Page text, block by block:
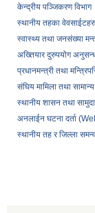
केन्द्रीय पञ्जिकरण विभाग
स्थानीय तहका वेवसाईटहरु
स्वास्थ्य तथा जनसंख्या
अख्तियार दुरुपयोग
प्रधानमन्त्री तथा
संघिय मामिला तथा
स्थानीय शासन तथा
अनलाईन घटना दर्ता
स्थानीय तह र जिल्ला